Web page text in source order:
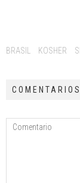
Tags:
BRASIL KOSHER